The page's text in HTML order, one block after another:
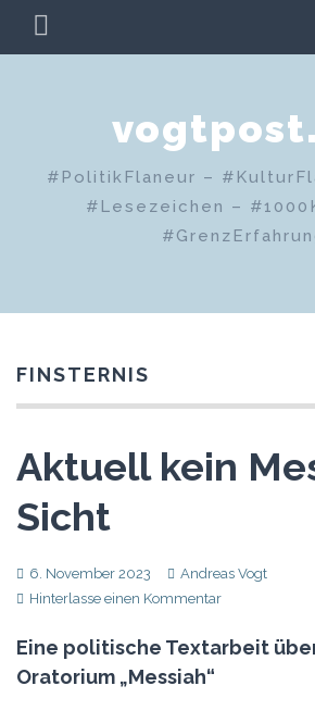
Zum
Inhalt MENÜ
#PolitikFlaneur –
#Lesezeichen –
FINSTERNIS
Aktuell kein
Sicht
6. November 2023
Andreas Vogt
Hinterlasse einen Kommentar
Eine politische Textarbeit
Oratorium „Messiah“